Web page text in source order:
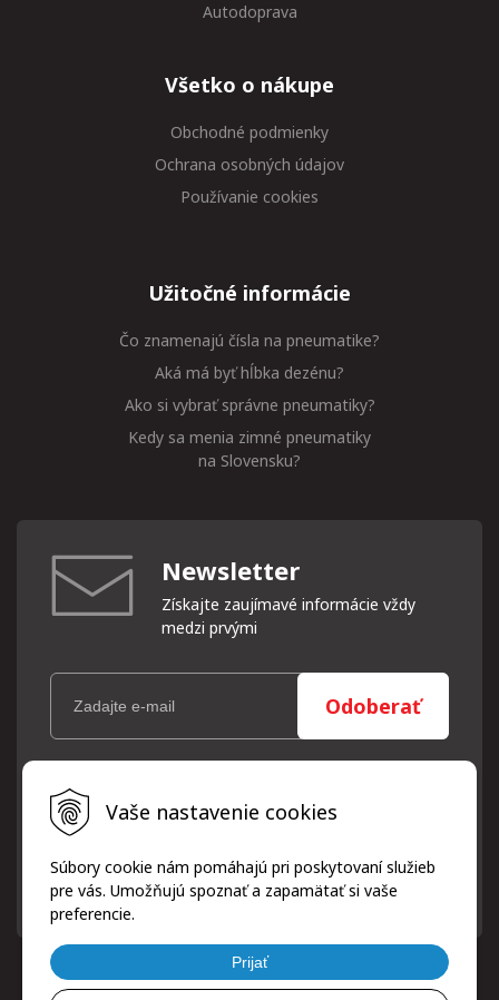
Vaše nastavenie cookies
Súbory cookie nám pomáhajú pri poskytovaní služieb
pre vás. Umožňujú spoznať a zapamätať si vaše
preferencie.
Prijať
Autodoprava
Všetko o nákupe
Obchodné podmienky
Ochrana osobných údajov
Používanie cookies
Užitočné informácie
Čo znamenajú čísla na pneumatike?
Aká má byť hĺbka dezénu?
Ako si vybrať správne pneumatiky?
Kedy sa menia zimné pneumatiky
na Slovensku?
Newsletter
Získajte zaujímavé informácie vždy
medzi prvými
Odoberať
Vaše osobné údaje (email) budeme spracovávať len za týmto
účelom v súlade s platnou legislatívou a zásadami ochrany
osobných údajov. Súhlas potvrdíte kliknutím na odkaz, ktorý
písomne, emailom alebo kliknutím na odkaz z ktoréhokoľvek
informačného emailu.